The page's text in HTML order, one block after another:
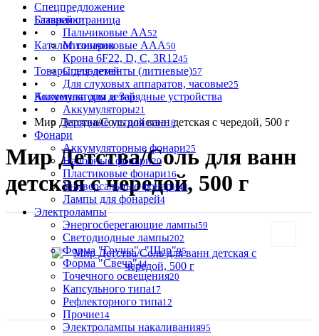
Спецпредложение
Батарейки
Пальчиковые АА52
Мизинчиковые ААА50
Крона 6F22, D, C, 3R1245
Спецэлементы (литиевые)57
Для слуховых аппаратов, часовые25
Аккумуляторы и Зарядные устройства
Аккумуляторы21
Зарядные устройства18
Фонари
Аккумуляторные фонари25
Налобные фонари20
Пластиковые фонари16
Универсальные фонари48
Лампы для фонарей4
Электролампы
Энергосберегающие лампы59
Светодиодные лампы202
Форма "Груша", "Шар"95
Форма "Свеча"44
Точечного освещения20
Капсульного типа17
Рефлекторного типа12
Прочие14
Электролампы накаливания95
Главная страница
•
Каталог товаров
•
Товары для детей
•
Косметика для детей
•
Мир Детства/Соль для ванн детская с чередой, 500 г
Мир Детства/Соль для ванн
детская с чередой, 500 г